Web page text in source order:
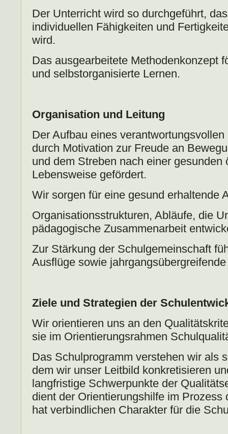
Der Unterricht wird so durchgeführt,
individuellen Fähigkeiten und
wird.
Das ausgearbeitete Methodenkonzept
und selbstorganisierte Lernen.
Organisation und Leitung
Der Aufbau eines
durch Motivation zur Freude an
und dem Streben nach einer gesunden
Lebensweise gefördert.
Wir sorgen für eine gesund erhaltende
Organisationsstrukturen, Abläufe, die
pädagogische Zusammenarbeit
Zur Stärkung der Schulgemeinschaft
Ausflüge sowie
Ziele und Strategien der
Wir orientieren uns an den
sie im Orientierungsrahmen
Das Schulprogramm verstehen wir als
dem wir unser Leitbild konkretisieren
langfristige Schwerpunkte der
dient der Orientierungshilfe im
hat verbindlichen Charakter für die